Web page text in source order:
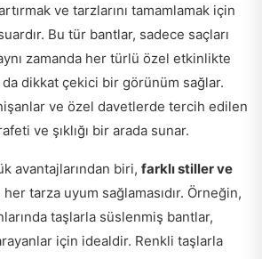
artırmak ve tarzlarını tamamlamak için
Bu tür bantlar, sadece saçları
zamanda her türlü özel etkinlikte
dikkat çekici bir görünüm sağlar.
ve özel davetlerde tercih edilen
ve şıklığı bir arada sunar.
avantajlarından biri, farklı stiller ve
her tarza uyum sağlamasıdır. Örneğin,
taşlarla süslenmiş bantlar,
için idealdir. Renkli taşlarla